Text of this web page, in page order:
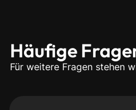
Häufige
Für weitere Fragen stehen